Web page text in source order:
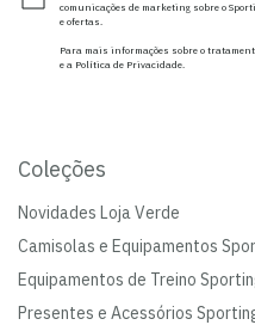
comunicações de marketing sobre o
e ofertas.
Para mais informações sobre o
e a Política de Privacidade.
Coleções
Novidades Loja Verde
Camisolas e Equipamentos
Equipamentos de Treino
Presentes e Acessórios